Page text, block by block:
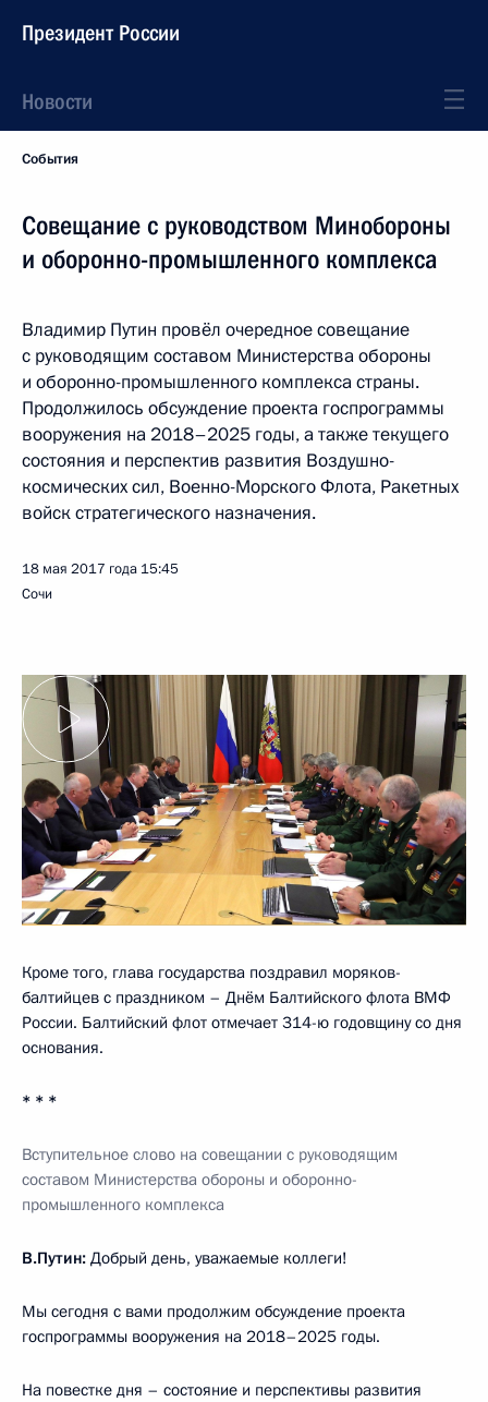
Президент России
Новости
События
Совещание с руководством Минобороны
и оборонно-промышленного комплекса
Владимир Путин провёл очередное совещание
с руководящим составом Министерства обороны
и оборонно-промышленного комплекса страны.
Продолжилось обсуждение проекта госпрограммы
вооружения на 2018–2025 годы, а также текущего
состояния и перспектив развития Воздушно-
космических сил, Военно-Морского Флота, Ракетных
войск стратегического назначения.
18 мая 2017 года 15:45
Сочи
Кроме того, глава государства поздравил моряков-
балтийцев с праздником – Днём Балтийского флота ВМФ
России. Балтийский флот отмечает 314-ю годовщину со дня
основания.
* * *
Вступительное слово на совещании с руководящим
составом Министерства обороны и оборонно-
промышленного комплекса
В.Путин: Добрый день, уважаемые коллеги!
Мы сегодня с вами продолжим обсуждение проекта
госпрограммы вооружения на 2018–2025 годы.
На повестке дня – состояние и перспективы развития